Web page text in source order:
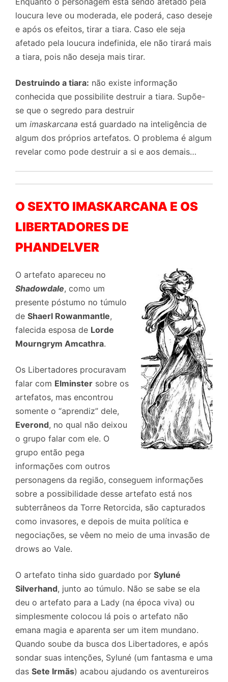
loucura leve ou moderada, ele poderá, caso deseje
e após os efeitos, tirar a tiara. Caso ele seja
afetado pela loucura indefinida, ele não tirará mais
a tiara, pois não deseja mais tirar.
Destruindo a tiara: não existe informação
conhecida que possibilite destruir a tiara. Supõe-
se que o segredo para destruir
um imaskarcana está guardado na inteligência de
algum dos próprios artefatos. O problema é algum
revelar como pode destruir a si e aos demais…
O SEXTO IMASKARCANA E OS
LIBERTADORES DE
PHANDELVER
O artefato apareceu no
Shadowdale, como um
presente póstumo no túmulo
de Shaerl Rowanmantle,
falecida esposa de Lorde
Mourngrym Amcathra.
Os Libertadores procuravam
falar com Elminster sobre os
artefatos, mas encontrou
somente o “aprendiz” dele,
Everond, no qual não deixou
o grupo falar com ele. O
grupo então pega
informações com outros
personagens da região, conseguem informações
sobre a possibilidade desse artefato está nos
subterrâneos da Torre Retorcida, são capturados
como invasores, e depois de muita política e
negociações, se vêem no meio de uma invasão de
drows ao Vale.
O artefato tinha sido guardado por Syluné
Silverhand, junto ao túmulo. Não se sabe se ela
deu o artefato para a Lady (na época viva) ou
simplesmente colocou lá pois o artefato não
emana magia e aparenta ser um item mundano.
Quando soube da busca dos Libertadores, e após
sondar suas intenções, Syluné (um fantasma e uma
das Sete Irmãs) acabou ajudando os aventureiros